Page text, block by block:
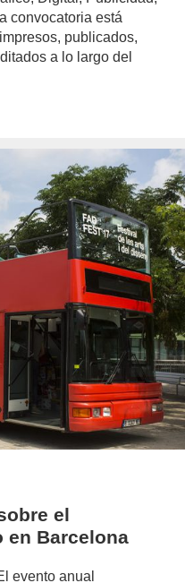
convocatoria está
publicados,
a lo largo del
author/conchi-
el
en Barcelona
evento anual